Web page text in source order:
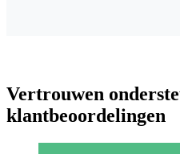
Vertrouwen
klantbeoordelingen